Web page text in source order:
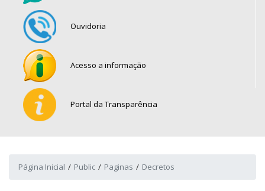
Ouvidoria
Acesso a informação
Portal da Transparência
Página Inicial Public Paginas Decretos